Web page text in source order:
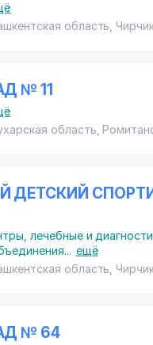
область,
№ 11
область,
ДЕТСКИЙ
лечебные и
... ещё
область,
№ 64